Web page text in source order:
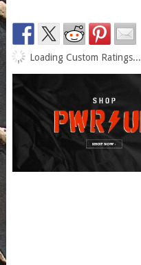
Loading Custom Ratings...